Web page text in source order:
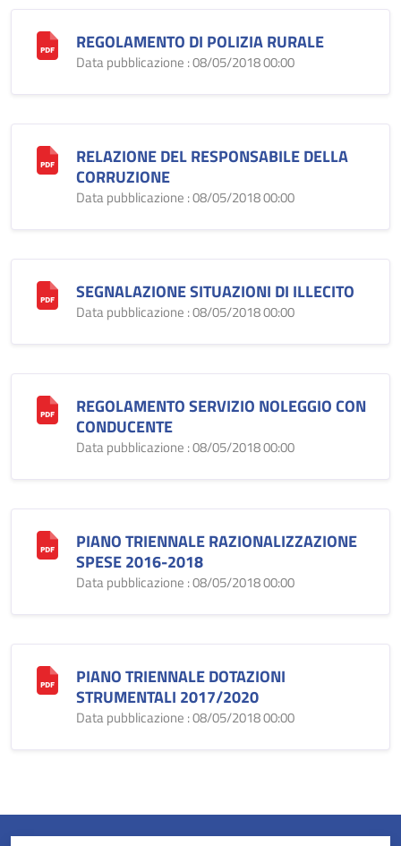
REGOLAMENTO DI POLIZIA RURALE
Data pubblicazione : 08/05/2018 00:00
RELAZIONE DEL RESPONSABILE DELLA
CORRUZIONE
Data pubblicazione : 08/05/2018 00:00
SEGNALAZIONE SITUAZIONI DI ILLECITO
Data pubblicazione : 08/05/2018 00:00
REGOLAMENTO SERVIZIO NOLEGGIO CON
CONDUCENTE
Data pubblicazione : 08/05/2018 00:00
PIANO TRIENNALE RAZIONALIZZAZIONE
SPESE 2016-2018
Data pubblicazione : 08/05/2018 00:00
PIANO TRIENNALE DOTAZIONI
STRUMENTALI 2017/2020
Data pubblicazione : 08/05/2018 00:00